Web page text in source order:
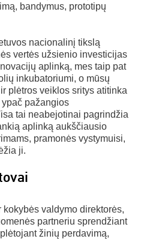
bandymus, prototipų
nacionalinį tikslą
vertės užsienio investicijas
aplinką, mes taip pat
inkubatoriumi, o mūsų
plėtros veiklos sritys atitinka
pažangios
tai neabejotinai pagrindžia
aplinką aukščiausio
pramonės vystymuisi,
ji.
valdymo direktorės,
partneriu sprendžiant
žinių perdavimą,